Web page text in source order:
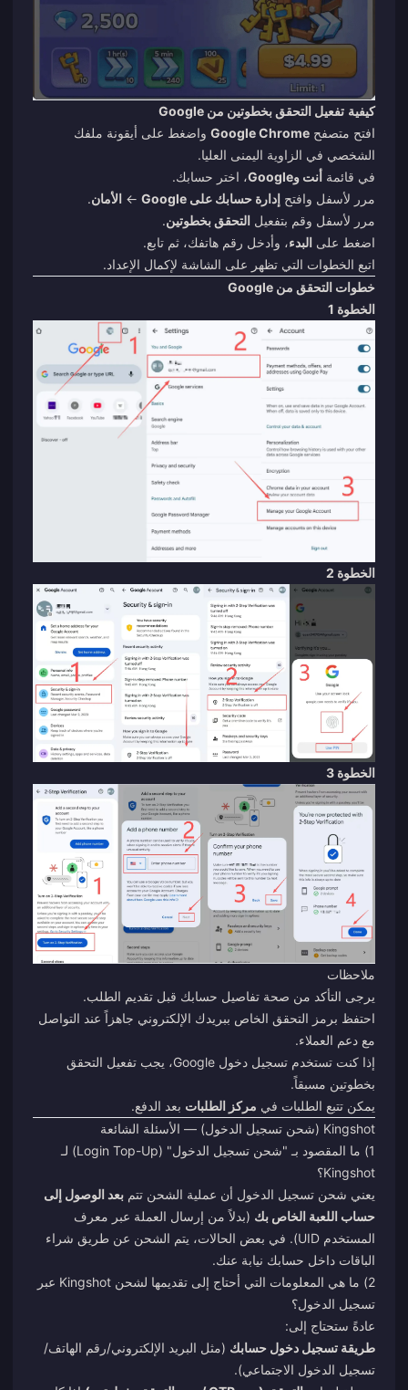
كيفية تفعيل التحقق بخطوتين من Google
افتح متصفح Google Chrome واضغط على أيقونة ملفك
الشخصي في الزاوية اليمنى العليا.
في قائمة أنت وGoogle
، اختر حسابك.
مرر لأسفل وافتح إدارة حسابك على Google ← الأمان.
مرر لأسفل وقم بتفعيل التحقق بخطوتين.
اضغط على البدء، وأدخل رقم هاتفك، ثم تابع.
اتبع الخطوات التي تظهر على الشاشة لإكمال الإعداد.
خطوات التحقق من Google
الخطوة 1
الخطوة 2
الخطوة 3
ملاحظات
يرجى التأكد من صحة تفاصيل حسابك قبل تقديم الطلب.
احتفظ برمز التحقق الخاص ببريدك الإلكتروني جاهزاً عند التواصل
مع دعم العملاء.
إذا كنت تستخدم تسجيل دخول Google، يجب تفعيل التحقق
بخطوتين مسبقاً.
يمكن تتبع الطلبات في مركز الطلبات بعد الدفع.
Kingshot (شحن تسجيل الدخول) — الأسئلة الشائعة
1) ما المقصود بـ "شحن تسجيل الدخول" (Login Top-Up) لـ
Kingshot؟
يعني شحن تسجيل الدخول أن عملية الشحن تتم بعد الوصول إلى
حساب اللعبة الخاص بك (بدلاً من إرسال العملة عبر معرف
المستخدم UID). في بعض الحالات، يتم الشحن عن طريق شراء
الباقات داخل حسابك نيابة عنك.
2) ما هي المعلومات التي أحتاج إلى تقديمها لشحن Kingshot عبر
تسجيل الدخول؟
عادةً ستحتاج إلى:
طريقة تسجيل دخول حسابك (مثل البريد الإلكتروني/رقم الهاتف/
تسجيل الدخول الاجتماعي).